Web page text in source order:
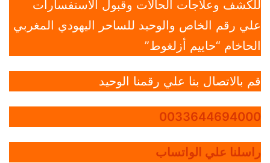
للكشف وعلاجات الحالات وقبول الاستفسارات
علي رقم الخاص والوحيد للساحر اليهودي المغربي
الحاخام “حاييم أزلغوط”
قم بالاتصال بنا علي رقمنا الوحيد
0033644694000
راسلنا علي الواتساب